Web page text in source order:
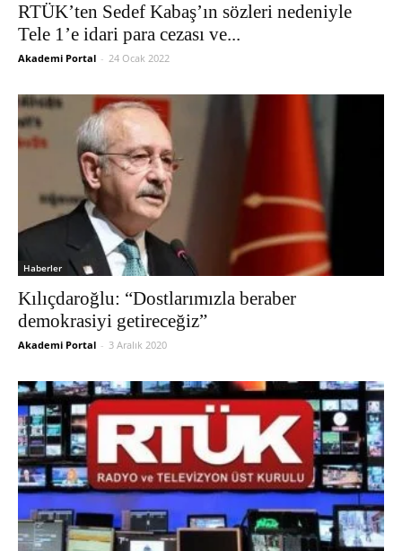
RTÜK’ten Sedef Kabaş’ın sözleri nedeniyle
Tele 1’e idari para cezası ve...
Akademi Portal - 24 Ocak 2022
Haberler
Kılıçdaroğlu: “Dostlarımızla beraber
demokrasiyi getireceğiz”
Akademi Portal - 3 Aralık 2020